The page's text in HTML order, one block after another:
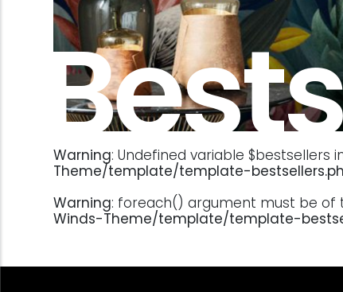
Warning: Undefined variable $bestsellers
Theme/template/template-
Warning: foreach() argument must be of
Winds-Theme/template/template-